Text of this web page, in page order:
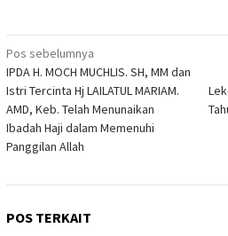
Navigasi
pos
Pos sebelumnya
IPDA H. MOCH MUCHLIS. SH, MM dan
Istri Tercinta Hj LAILATUL MARIAM.
AMD, Keb. Telah Menunaikan
Ibadah Haji dalam Memenuhi
Panggilan Allah
POS TERKAIT